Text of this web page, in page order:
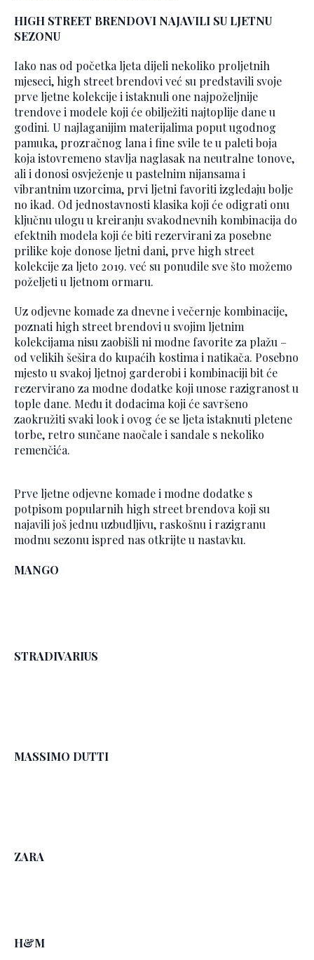
HIGH STREET BRENDOVI NAJAVILI SU LJETNU
SEZONU
Iako nas od početka ljeta dijeli nekoliko proljetnih
mjeseci, high street brendovi već su predstavili svoje
prve ljetne kolekcije i istaknuli one najpoželjnije
trendove i modele koji će obilježiti najtoplije dane u
godini. U najlaganijim materijalima poput ugodnog
pamuka, prozračnog lana i fine svile te u paleti boja
koja istovremeno stavlja naglasak na neutralne tonove,
ali i donosi osvježenje u pastelnim nijansama i
vibrantnim uzorcima, prvi ljetni favoriti izgledaju bolje
no ikad. Od jednostavnosti klasika koji će odigrati onu
ključnu ulogu u kreiranju svakodnevnih kombinacija do
efektnih modela koji će biti rezervirani za posebne
prilike koje donose ljetni dani, prve high street
kolekcije za ljeto 2019. već su ponudile sve što možemo
poželjeti u ljetnom ormaru.
Uz odjevne komade za dnevne i večernje kombinacije,
poznati high street brendovi u svojim ljetnim
kolekcijama nisu zaobišli ni modne favorite za plažu –
od velikih šešira do kupaćih kostima i natikača. Posebno
mjesto u svakoj ljetnoj garderobi i kombinaciji bit će
rezervirano za modne dodatke koji unose razigranost u
tople dane. Među it dodacima koji će savršeno
zaokružiti svaki look i ovog će se ljeta istaknuti pletene
torbe, retro sunčane naočale i sandale s nekoliko
remenčića.
Prve ljetne odjevne komade i modne dodatke s
potpisom popularnih high street brendova koji su
najavili još jednu uzbudljivu, raskošnu i razigranu
modnu sezonu ispred nas otkrijte u nastavku.
MANGO
STRADIVARIUS
MASSIMO DUTTI
ZARA
H&M